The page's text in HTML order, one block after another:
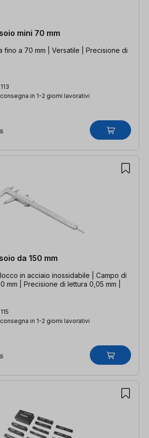
mini 70 mm
fino a 70 mm | Versatile | Precisione di
in 1-2 giorni lavorativi
da 150 mm
in acciaio inossidabile | Campo di
mm | Precisione di lettura 0,05 mm |
in 1-2 giorni lavorativi